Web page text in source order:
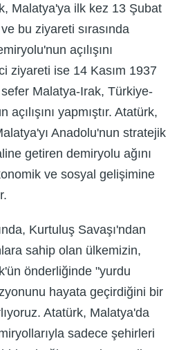
Malatya'ya ilk kez 13 Şubat
bu ziyareti sırasında
açılışını
ziyareti ise 14 Kasım 1937
Malatya-Irak, Türkiye-
yapmıştır. Atatürk,
Anadolu'nun stratejik
getiren demiryolu ağını
ve sosyal gelişimine
Kurtuluş Savaşı'ndan
sahip olan ülkemizin,
önderliğinde "yurdu
hayata geçirdiğini bir
Atatürk, Malatya'da
sadece şehirleri